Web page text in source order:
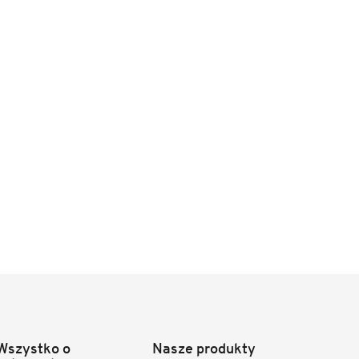
o
Nasze produkty